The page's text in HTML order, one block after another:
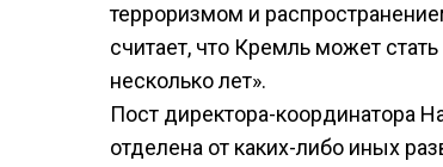
терроризмом и
считает, что Кремль может
несколько лет».
Пост директора-координатора
отделена от каких-либо иных